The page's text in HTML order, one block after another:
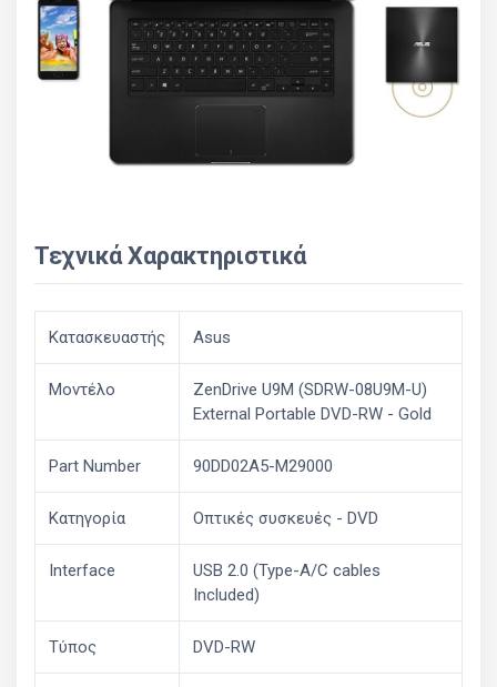
Τεχνικά Χαρακτηριστικά
Κατασκευαστής Asus
Μοντέλο
ZenDrive U9M (SDRW-08U9M-U)
External Portable DVD-RW - Gold
Part Number 90DD02A5-M29000
Κατηγορία Οπτικές συσκευές - DVD
Interface
USB 2.0 (Type-A/C cables
Included)
Τύπος DVD-RW